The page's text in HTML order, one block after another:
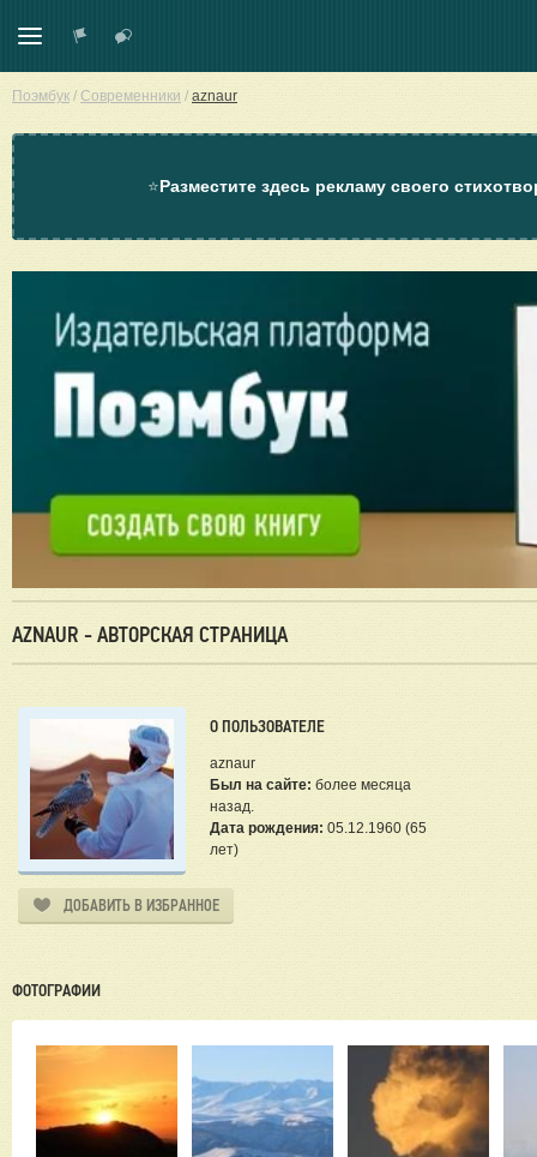
Поэмбук / Современники / aznaur
⭐Разместите здесь рекламу своего
AZNAUR - АВТОРСКАЯ СТРАНИЦА
О ПОЛЬЗОВАТЕЛЕ
aznaur
Был на сайте: более месяца
назад.
Дата рождения: 05.12.1960 (65
лет)
ДОБАВИТЬ В ИЗБРАННОЕ
ФОТОГРАФИИ